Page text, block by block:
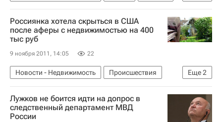
Ипотека
Россия
Россиянка хотела скрыться в США
после аферы с недвижимостью на 400
тыс руб
9 ноября 2011, 14:05 22
Еще2
Новости - Недвижимость
Происшествия
США
Россия
Лужков не боится идти на допрос в
следственный департамент МВД
России